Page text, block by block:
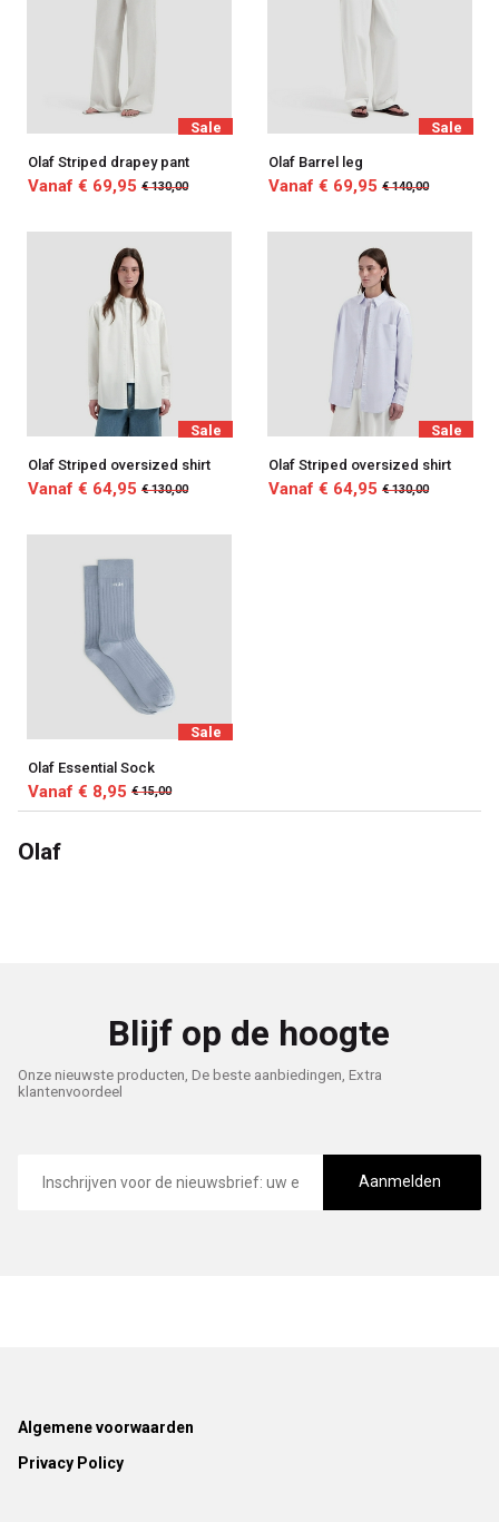
Sale
Olaf Striped drapey pant
Vanaf € 69,95 € 130,00
Sale
Olaf Barrel leg
Vanaf € 69,95 € 140,00
Sale
Olaf Striped oversized shirt
Vanaf € 64,95 € 130,00
Sale
Olaf Striped oversized shirt
Vanaf € 64,95 € 130,00
Sale
Olaf Essential Sock
Vanaf € 8,95 € 15,00
Olaf
Blijf op de hoogte
Onze nieuwste producten, De beste aanbiedingen, Extra
klantenvoordeel
mailadres
Aanmelden
Footer
Algemene voorwaarden
Privacy Policy